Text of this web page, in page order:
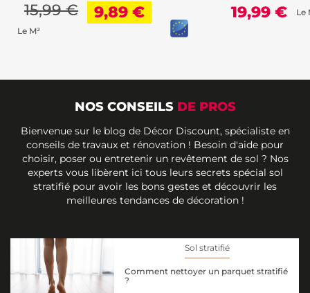
15,99 € 9,89 €
Le M²
19,99 € Le
NOS CONSEILS DE PROS
Bienvenue sur le blog de Décor Discount, spécialiste en
conseils de travaux et rénovation ! Besoin d'aide pour
choisir, poser ou entretenir un revêtement de sol ? Nos
experts vous libèrent ici tous leurs secrets spécial sol
stratifié pour avoir les bons gestes et découvrir les
meilleures tendances de décoration !
Sol stratifié
Comment nettoyer un parquet stratifié
?